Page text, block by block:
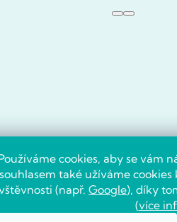
cookies, aby se vám
souhlasem také užíváme
(např. Google), díky
(více